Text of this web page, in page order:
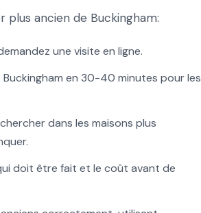
ancien de Buckingham:
une visite en ligne.
en 30-40 minutes pour les
dans les maisons plus
doit être fait et le coût avant de